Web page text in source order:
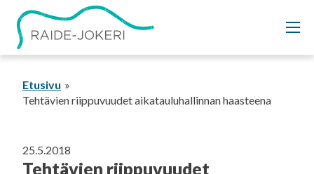
Siirry
sisältöön
Etusivu
Tehtävien riippuvuudet aikatauluhallinnan haasteena
25.5.2018
Tehtävien riippuvuudet